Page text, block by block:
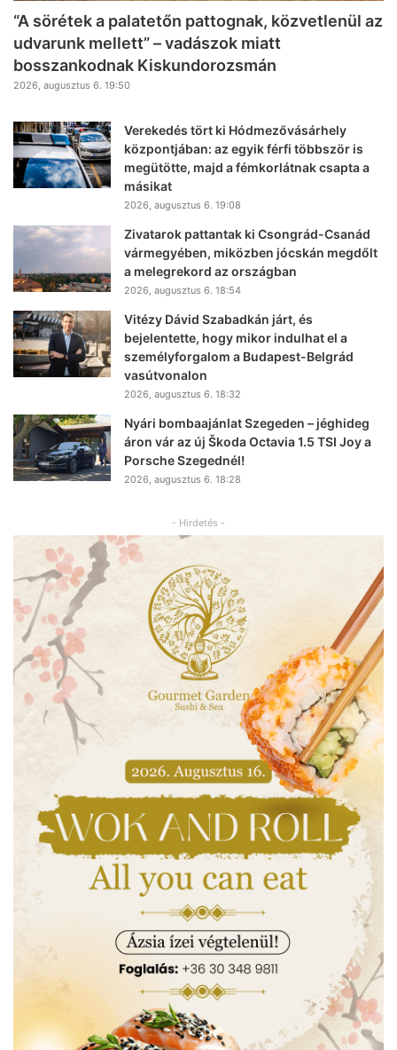
“A sörétek a palatetőn pattognak, közvetlenül az
udvarunk mellett” – vadászok miatt
bosszankodnak Kiskundorozsmán
2026, augusztus 6. 19:50
Verekedés tört ki Hódmezővásárhely
központjában: az egyik férfi többször is
megütötte, majd a fémkorlátnak csapta a
másikat
2026, augusztus 6. 19:08
Zivatarok pattantak ki Csongrád-Csanád
vármegyében, miközben jócskán megdőlt
a melegrekord az országban
2026, augusztus 6. 18:54
Vitézy Dávid Szabadkán járt, és
bejelentette, hogy mikor indulhat el a
személyforgalom a Budapest-Belgrád
vasútvonalon
2026, augusztus 6. 18:32
Nyári bombaajánlat Szegeden – jéghideg
áron vár az új Škoda Octavia 1.5 TSI Joy a
Porsche Szegednél!
2026, augusztus 6. 18:28
- Hirdetés -